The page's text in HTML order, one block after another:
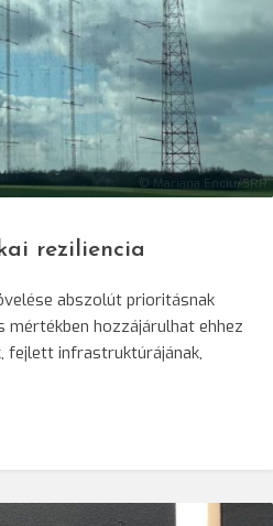
© Mariana Enciu/SRR
reziliencia
abszolút prioritásnak
mértékben hozzájárulhat ehhez
fejlett infrastruktúrájának,